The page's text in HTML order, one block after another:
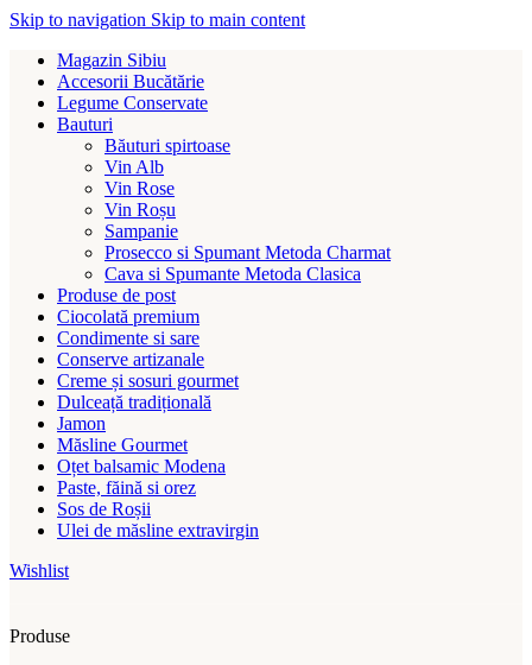
Skip to navigation Skip to main content
Magazin Sibiu
Accesorii Bucătărie
Legume Conservate
Bauturi
Băuturi spirtoase
Vin Alb
Vin Rose
Vin Roșu
Sampanie
Prosecco si Spumant Metoda Charmat
Cava si Spumante Metoda Clasica
Produse de post
Ciocolată premium
Condimente si sare
Conserve artizanale
Creme și sosuri gourmet
Dulceață tradițională
Jamon
Măsline Gourmet
Oțet balsamic Modena
Paste, făină si orez
Sos de Roșii
Ulei de măsline extravirgin
Wishlist
Produse